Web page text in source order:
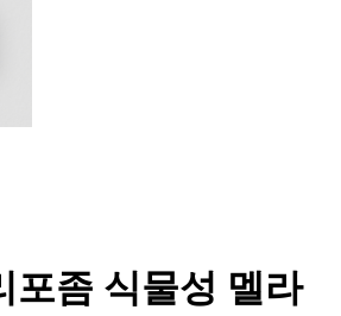
좀 식물성 멜라